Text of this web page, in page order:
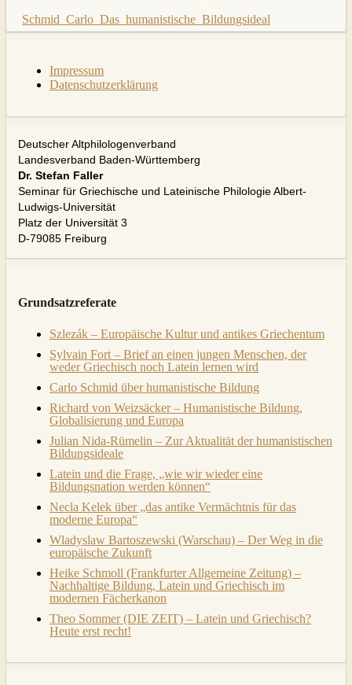
Schmid_Carlo_Das_humanistische_Bildungsideal
Impressum
Datenschutzerklärung
Deutscher Altphilologenverband
Landesverband Baden-Württemberg
Dr. Stefan Faller
Seminar für Griechische und Lateinische Philologie Albert-
Ludwigs-Universität
Platz der Universität 3
D-79085 Freiburg
Grundsatzreferate
Szlezák – Europäische Kultur und antikes Griechentum
Sylvain Fort – Brief an einen jungen Menschen, der
weder Griechisch noch Latein lernen wird
Carlo Schmid über humanistische Bildung
Richard von Weizsäcker – Humanistische Bildung,
Globalisierung und Europa
Julian Nida-Rümelin – Zur Aktualität der humanistischen
Bildungsideale
Latein und die Frage, „wie wir wieder eine
Bildungsnation werden können“
Necla Kelek über „das antike Vermächtnis für das
moderne Europa“
Wladyslaw Bartoszewski (Warschau) – Der Weg in die
europäische Zukunft
Heike Schmoll (Frankfurter Allgemeine Zeitung) –
Nachhaltige Bildung, Latein und Griechisch im
modernen Fächerkanon
Theo Sommer (DIE ZEIT) – Latein und Griechisch?
Heute erst recht!